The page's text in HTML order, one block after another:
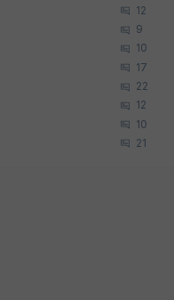
12
9
10
17
22
12
10
21